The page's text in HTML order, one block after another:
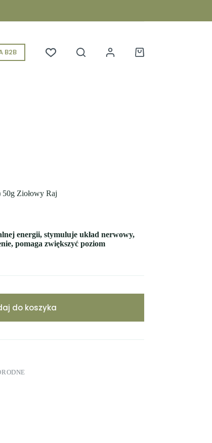
B2B Koszyk
50g Ziołowy Raj
energii, stymuluje układ nerwowy,
pomaga zwiększyć poziom
do koszyka